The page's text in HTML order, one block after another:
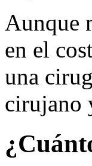
Aunque
en el
una
cirujano